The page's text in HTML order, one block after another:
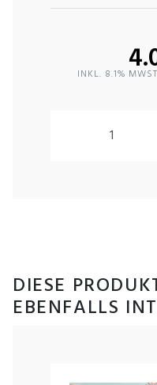
INKL. 8.1%
WATER SAFETY
DIESE
EBENFALLS